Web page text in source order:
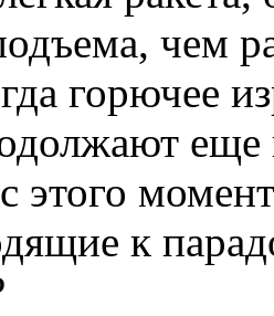
чем
горючее
еще
к